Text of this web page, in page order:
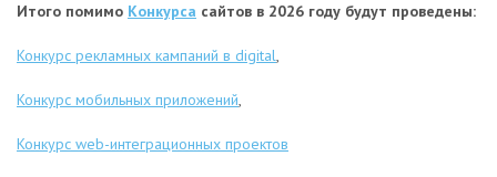
Итого помимо Конкурса сайтов в 2026 году будут проведены:
Конкурс рекламных кампаний в digital,
Конкурс мобильных приложений,
Конкурс web-интеграционных проектов